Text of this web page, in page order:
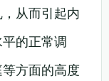
从而引起内
的正常调
方面的高度